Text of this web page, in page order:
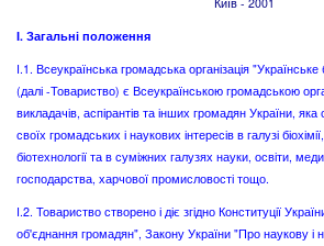
І. Загальні положення
I.1. Всеукраїнська громадська організація "Українське
(далі -Товариство) є Всеукраїнською громадською
викладачів, аспірантів та інших громадян України,
своїх громадських і наукових інтересів в галузі
біотехнології та в суміжних галузях науки, освіти,
господарства, харчової промисловості тощо.
I.2. Товариство створено і діє згідно Конституції
об'єднання громадян", Закону України "Про наукову і